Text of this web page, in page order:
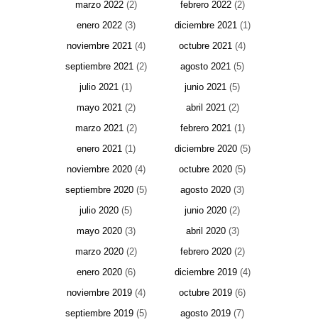
marzo 2022(2) febrero 2022(2)
enero 2022(3) diciembre 2021(1)
noviembre 2021(4) octubre 2021 (4)
septiembre 2021(2) agosto 2021 (5)
julio 2021 (1) junio 2021 (5)
mayo 2021(2) abril 2021(2)
marzo 2021(2) febrero 2021(1)
enero 2021(1) diciembre 2020(5)
noviembre 2020(4) octubre 2020 (5)
septiembre 2020(5) agosto 2020 (3)
julio 2020 (5) junio 2020 (2)
mayo 2020(3) abril 2020(3)
marzo 2020(2) febrero 2020(2)
enero 2020(6) diciembre 2019(4)
noviembre 2019(4) octubre 2019 (6)
septiembre 2019(5) agosto 2019 (7)